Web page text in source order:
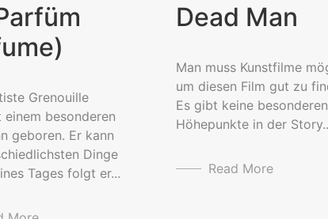
Grenouille
besonderen
geboren. Er kann
Dinge
Tages folgt er...
Dead Man
Man muss Kunstfilme
um diesen Film gut zu
Es gibt keine besonderen
Höhepunkte in der
Read More